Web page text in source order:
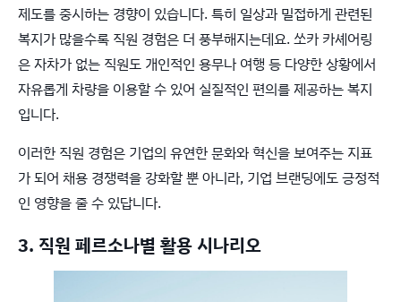
제도를 중시하는 경향이 있습니다. 특히 일상과 밀접하게 관련된
복지가 많을수록 직원 경험은 더 풍부해지는데요. 쏘카 카셰어링
은 자차가 없는 직원도 개인적인 용무나 여행 등 다양한 상황에서
자유롭게 차량을 이용할 수 있어 실질적인 편의를 제공하는 복지
입니다.
이러한 직원 경험은 기업의 유연한 문화와 혁신을 보여주는 지표
가 되어 채용 경쟁력을 강화할 뿐 아니라, 기업 브랜딩에도 긍정적
인 영향을 줄 수 있답니다.
3. 직원 페르소나별 활용 시나리오